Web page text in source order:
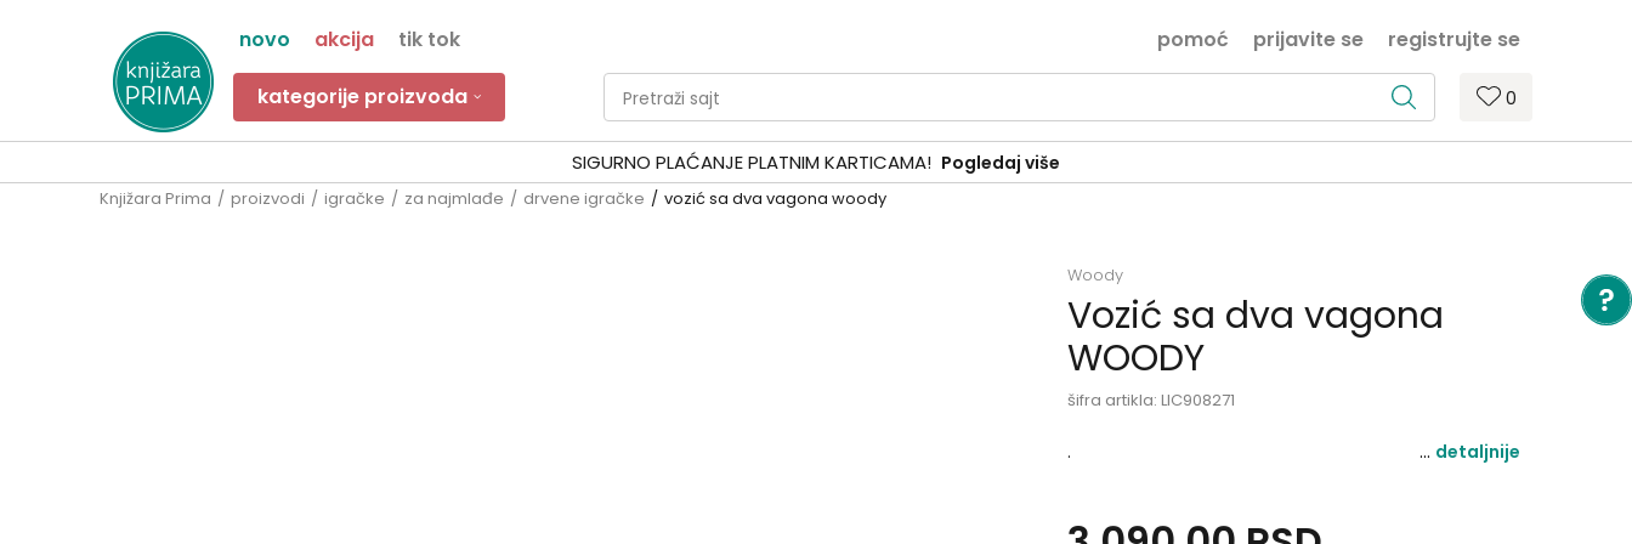
novo akcija tik tok prijavite se registrujte se
pomoć
kategorije proizvoda 0
Pretraži sajt
SIGURNO PLAĆANJE PLATNIM KARTICAMA! Pogledaj više
Knjižara Prima proizvodi igračke za najmlađe drvene igračke vozić sa dva vagona woody
Woody
Vozić sa dva vagona
WOODY
šifra artikla: LIC908271
. detaljnije